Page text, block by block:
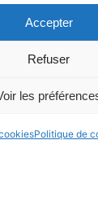
Accepter
Refuser
les
Politique de
le plus
car c’est
! Situé au